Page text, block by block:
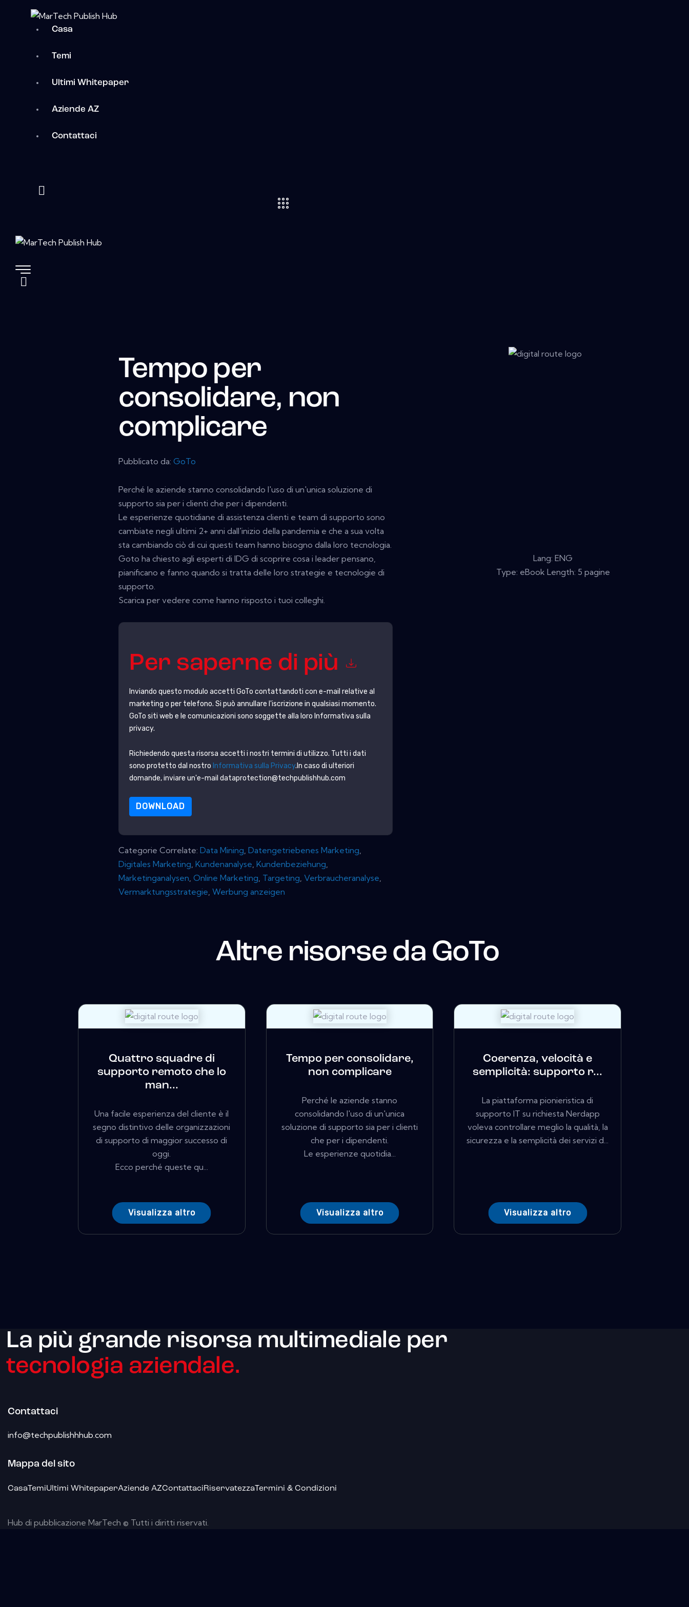
Casa
Temi
Ultimi Whitepaper
Aziende AZ
Contattaci
Tempo per
consolidare, non
complicare
Pubblicato da:GoTo
Perché le aziende stanno consolidando l'uso di un'unica soluzione di
supporto sia per i clienti che per i dipendenti.
Le esperienze quotidiane di assistenza clienti e team di supporto sono
cambiate negli ultimi 2+ anni dall'inizio della pandemia e che a sua volta
sta cambiando ciò di cui questi team hanno bisogno dalla loro tecnologia.
Goto ha chiesto agli esperti di IDG di scoprire cosa i leader pensano,
pianificano e fanno quando si tratta delle loro strategie e tecnologie di
supporto.
Scarica per vedere come hanno risposto i tuoi colleghi.
Per saperne di più
Inviando questo modulo accettiGoTo contattandoti con e-mail relative al
marketing o per telefono. Si può annullare l'iscrizione in qualsiasi momento.
GoTo siti web e le comunicazioni sono soggette alla loro Informativa sulla
privacy.
Richiedendo questa risorsa accetti i nostri termini di utilizzo. Tutti i dati
sono protetto dal nostro Informativa sulla Privacy.In caso di ulteriori
domande, inviare un'e-mail dataprotection@techpublishhub.com
DOWNLOAD
Categorie Correlate:Data Mining,Datengetriebenes Marketing,
Digitales Marketing,Kundenanalyse,Kundenbeziehung,
Marketinganalysen,Online Marketing, Targeting,Verbraucheranalyse,
Vermarktungsstrategie,Werbung anzeigen
Lang: ENG
Type: eBook Length: 5 pagine
Altre risorse da GoTo
Quattro squadre di
supporto remoto che lo
man...
Una facile esperienza del cliente è il
segno distintivo delle organizzazioni
di supporto di maggior successo di
oggi.
Ecco perché queste qu...
Visualizza altro
Tempo per consolidare,
non complicare
Perché le aziende stanno
consolidando l'uso di un'unica
soluzione di supporto sia per i clienti
che per i dipendenti.
Le esperienze quotidia...
Visualizza altro
Coerenza, velocità e
semplicità: supporto r...
La piattaforma pionieristica di
supporto IT su richiesta Nerdapp
voleva controllare meglio la qualità, la
sicurezza e la semplicità dei servizi d...
Visualizza altro
La più grande risorsa multimediale per
tecnologia aziendale.
Contattaci
info@techpublishhhub.com
Mappa del sito
CasaTemiUltimi WhitepaperAziende AZContattaciRiservatezzaTermini & Condizioni
Hub di pubblicazione MarTech © Tutti i diritti riservati.